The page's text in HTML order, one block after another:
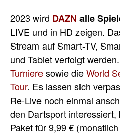
2023 wird DAZN alle
LIVE und in HD zeigen.
Stream auf Smart-TV,
und Tablet verfolgt
Turnieresowie dieWorld
Tour. Es lassen sich
Re-Live noch einmal
den Dartsport interessiert,
Paket für 9,99 €